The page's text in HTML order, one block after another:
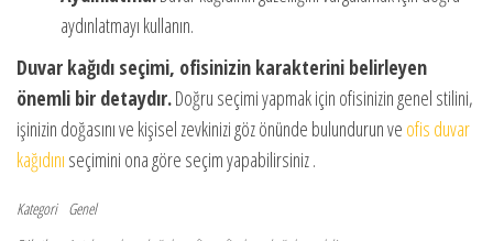
aydınlatmayı kullanın.
Duvar kağıdı seçimi, ofisinizin karakterini belirleyen
önemli bir detaydır.Doğru seçimi yapmak için ofisinizin genel stilini,
işinizin doğasını ve kişisel zevkinizi göz önünde bulundurun ve ofis duvar
kağıdını seçimini ona göre seçim yapabilirsiniz .
Kategori Genel